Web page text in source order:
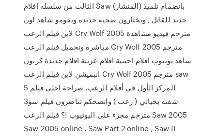
الثالث من سلسله افلام Saw (المنشار) بانضمام تلميذ
جديد للقاتل , ويختارون ضحيه جديده ويقومو شاهد اون
لاين فيلم الرعب Cry Wolf 2005 مترجم فيديو مشاهدة
مباشرة وتحميل فيلم الرعب Cry Wolf 2005 مترجم
شاهد يوتيوب افلام اجنبية افلام عربية افلام جديدة كرتون
انيميشن لاين فيلم الرعب Cry Wolf 2005 مترجم saw
5 المركز الأول في أفلام الرعب. صراحة احلى فيلم
شفته بحياتي ( رعب ) وانصحكم تناضرون فيلم سو3
مترجم مجزء على اليوتيوب !؟ فيلم الرعب Saw 2005
Saw 2005 online , Saw Part 2 online , Saw II